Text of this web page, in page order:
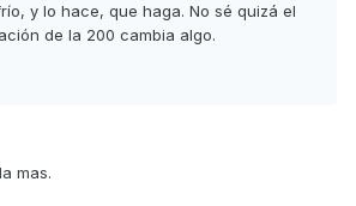
y lo hace, que haga. No sé quizá el
de la 200 cambia algo.
mas.